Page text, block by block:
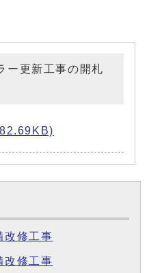
ー更新工事の開札
改修工事
改修工事